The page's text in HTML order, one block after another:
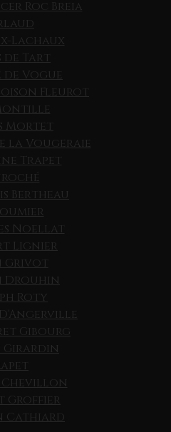
Roc Breia
Lachaux
de Tart
de Vogue
Fleurot
Mortet
la Vougeraie
Trapet
Bertheau
Noellat
Lignier
Grivot
Drouhin
Roty
Gibourg
Girardin
Chevillon
Groffier
Cathiard